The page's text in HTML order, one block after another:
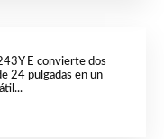
E convierte dos
24 pulgadas en un